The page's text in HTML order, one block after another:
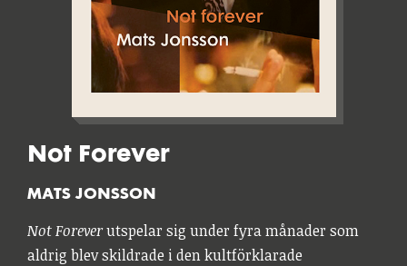
Not Forever
MATS JONSSON
Not Foreverutspelar sig under fyra månader som
aldrig blev skildrade i den kultförklarade